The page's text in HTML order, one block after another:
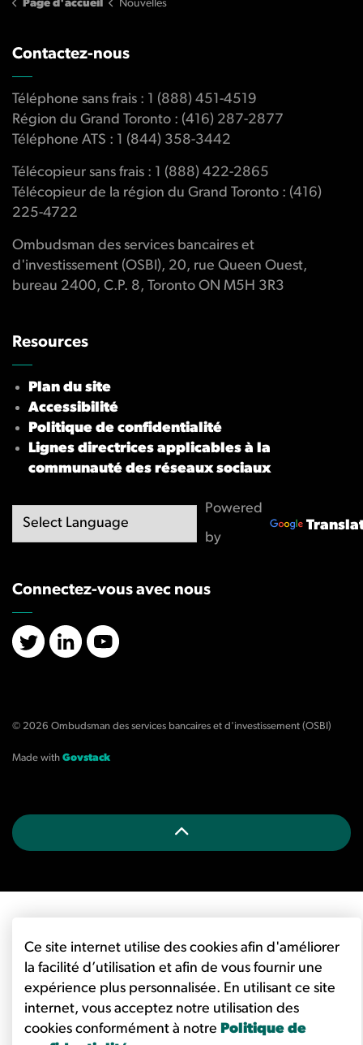
Page d'accueil Nouvelles
Contactez-nous
Téléphone sans frais : 1 (888) 451-4519
Région du Grand Toronto : (416) 287-2877
Téléphone ATS : 1 (844) 358-3442
Télécopieur sans frais : 1 (888) 422-2865
Télécopieur de la région du Grand Toronto : (416)
225-4722
Ombudsman des services bancaires et
d'investissement (OSBI), 20, rue Queen Ouest,
bureau 2400, C.P. 8, Toronto ON M5H 3R3
Resources
Plan du site
Accessibilité
Politique de confidentialité
Lignes directrices applicables à la
communauté des réseaux sociaux
Powered
by
Connectez-vous avec nous
X/TwitterLinkedInYouTube
© 2026 Ombudsman des services bancaires et d'investissement (OSBI)
Made with Govstack
Ce site internet utilise des cookies afin d'améliorer
la facilité d’utilisation et afin de vous fournir une
expérience plus personnalisée. En utilisant ce site
internet, vous acceptez notre utilisation des
cookies conformément à notre Politique de